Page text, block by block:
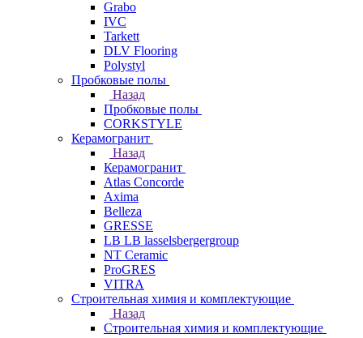
Grabo
IVC
Tarkett
DLV Flooring
Polystyl
Пробковые полы
Назад
Пробковые полы
CORKSTYLE
Керамогранит
Назад
Керамогранит
Atlas Concorde
Axima
Belleza
GRESSE
LB LB lasselsbergergroup
NT Ceramic
ProGRES
VITRA
Строительная химия и комплектующие
Назад
Строительная химия и комплектующие